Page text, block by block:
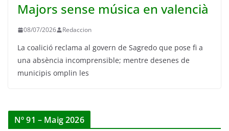
Majors sense música en valencià
08/07/2026 Redaccion
La coalició reclama al govern de Sagredo que pose fi a
una absència incomprensible; mentre desenes de
municipis omplin les
Nº 91 – Maig 2026